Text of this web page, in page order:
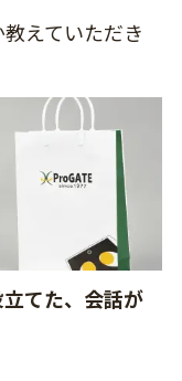
えていただき
てた、会話が